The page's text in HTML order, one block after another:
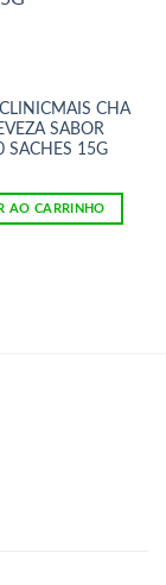
CHA
SABOR
SACHES 15G
AO CARRINHO